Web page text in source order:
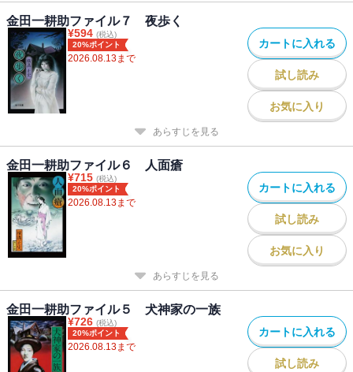
金田一耕助ファイル７ 夜歩く
¥594 (税込)
20%ポイント
2026.08.13まで
カートに入れる
試し読み
お気に入り
あらすじを見る
金田一耕助ファイル６ 人面瘡
¥715 (税込)
20%ポイント
2026.08.13まで
カートに入れる
試し読み
お気に入り
あらすじを見る
金田一耕助ファイル５ 犬神家の一族
¥726 (税込)
20%ポイント
2026.08.13まで
カートに入れる
試し読み